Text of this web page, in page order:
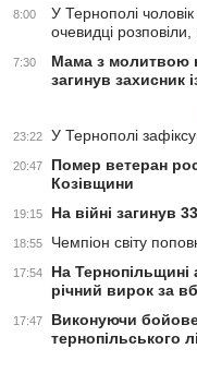
8:00
У Тернополі чоловік
очевидці
7:30
Мама з молитвою
загинув захисник
23:22 У Тернополі
20:47
Помер ветеран
Козівщини
19:15 На війні загинув
18:55 Чемпіон світу
17:54
На Тернопільщині
річний вирок за
17:47
Виконуючи
тернопільського